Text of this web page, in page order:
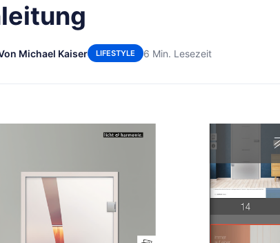
Michael Kaiser LIFESTYLE 6 Min. Lesezeit